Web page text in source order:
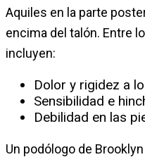
Aquiles en la parte
encima del talón. Entre
incluyen:
Dolor y rigidez a
Sensibilidad e
Debilidad en las
Un podólogo de